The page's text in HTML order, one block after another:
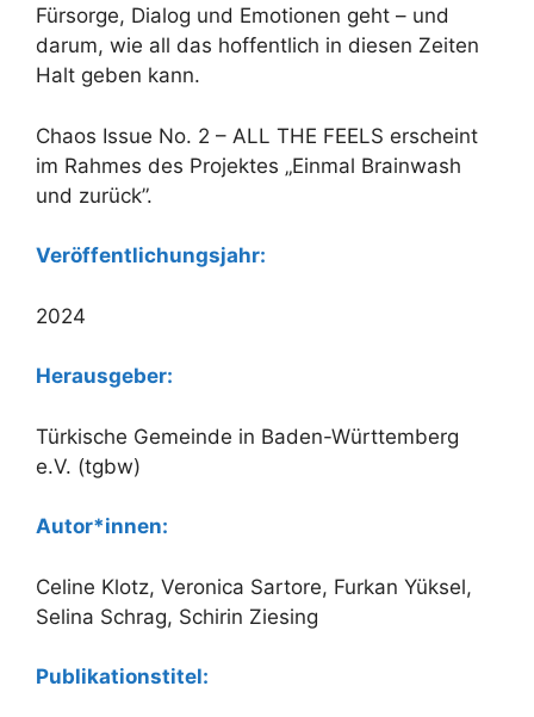
Fürsorge, Dialog und Emotionen geht – und
darum, wie all das hoffentlich in diesen Zeiten
Halt geben kann.
Chaos Issue No. 2 – ALL THE FEELS erscheint
im Rahmes des Projektes „Einmal Brainwash
und zurück”.
Veröffentlichungsjahr:
2024
Herausgeber:
Türkische Gemeinde in Baden-Württemberg
e.V. (tgbw)
Autor*innen:
Celine Klotz, Veronica Sartore, Furkan Yüksel,
Selina Schrag, Schirin Ziesing
Publikationstitel: